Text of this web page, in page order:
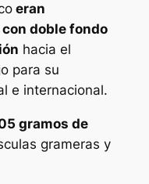
eran
doble fondo
hacia el
para su
e internacional.
gramos de
grameras y